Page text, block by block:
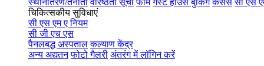
स्थानांतरण/तैनाती वरिष्ठता सूची फार्म गेस्ट हाउस बुकिंग केसेस सी एस
चिकित्सकीय सुविधाएं
सी एस एम ए नियम
सी जी एच एस
पैनलबद्ध अस्पताल कल्याण केंद्र
अन्य अद्यतन फोटो गैलरी अंतरंग में लॉगिन करें